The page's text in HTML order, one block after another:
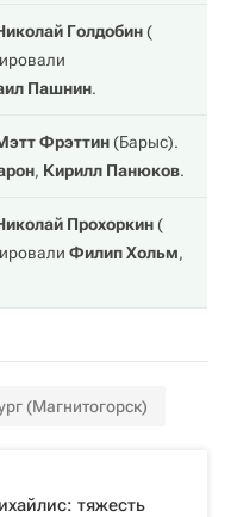
Голдобин(
Пашнин.
Фрэттин(Барыс).
, Кирилл Панюков.
Прохоркин(
Филип Хольм,
(Магнитогорск)
тяжесть